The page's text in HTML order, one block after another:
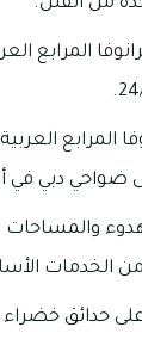
من الفلل.
المرابع
ضواحي دبي
الخدمات
حدائق